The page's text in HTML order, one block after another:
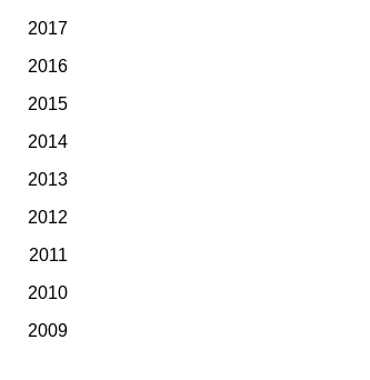
2017
2016
2015
2014
2013
2012
2011
2010
2009